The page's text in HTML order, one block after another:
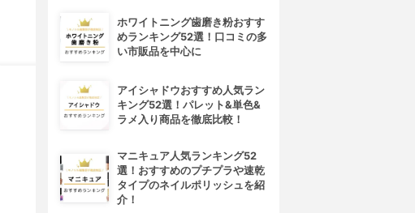
ホワイトニング歯磨き粉おすす
めランキング52選！口コミの多
い市販品を中心に
アイシャドウおすすめ人気ラン
キング52選！パレット&単色&
ラメ入り商品を徹底比較！
マニキュア人気ランキング52
選！おすすめのプチプラや速乾
タイプのネイルポリッシュを紹
介！